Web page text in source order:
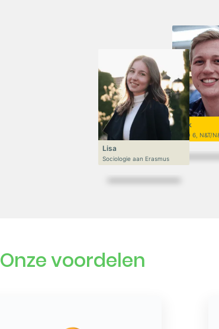
Niek
VWO 6, N&T/
Lisa
Sociologie aan Erasmus
Onze voordelen